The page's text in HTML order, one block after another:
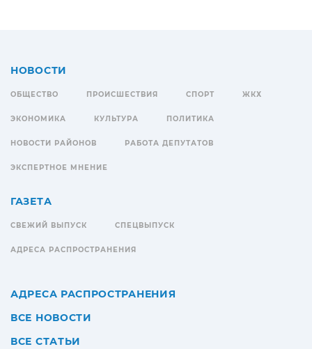
НОВОСТИ
ОБЩЕСТВО ПРОИСШЕСТВИЯ СПОРТ ЖКХ
ЭКОНОМИКА КУЛЬТУРА ПОЛИТИКА
НОВОСТИ РАЙОНОВ РАБОТА ДЕПУТАТОВ
ЭКСПЕРТНОЕ МНЕНИЕ
ГАЗЕТА
СВЕЖИЙ ВЫПУСК СПЕЦВЫПУСК
АДРЕСА РАСПРОСТРАНЕНИЯ
АДРЕСА РАСПРОСТРАНЕНИЯ
ВСЕ НОВОСТИ
ВСЕ СТАТЬИ